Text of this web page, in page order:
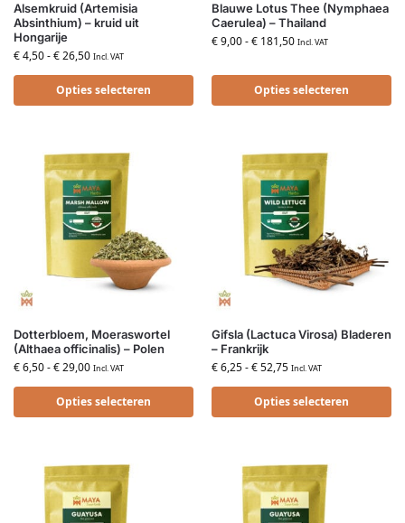
Alsemkruid (Artemisia
Absinthium) – kruid uit
Hongarije
€4,50-€26,50 Incl. VAT
Opties selecteren
Blauwe Lotus Thee (Nymphaea
Caerulea) – Thailand
€9,00-€ 181,50 Incl. VAT
Opties selecteren
Dotterbloem, Moeraswortel
(Althaea officinalis) – Polen
€6,50-€29,00 Incl. VAT
Opties selecteren
Gifsla (Lactuca Virosa) Bladeren
– Frankrijk
€6,25-€52,75 Incl. VAT
Opties selecteren